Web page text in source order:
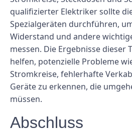
qualifizierter Elektriker sollte
Spezialgeräten durchführen,
Widerstand und andere
messen. Die Ergebnisse dieser
helfen, potenzielle Probleme
Stromkreise, fehlerhafte
Geräte zu erkennen, die
müssen.
Abschluss